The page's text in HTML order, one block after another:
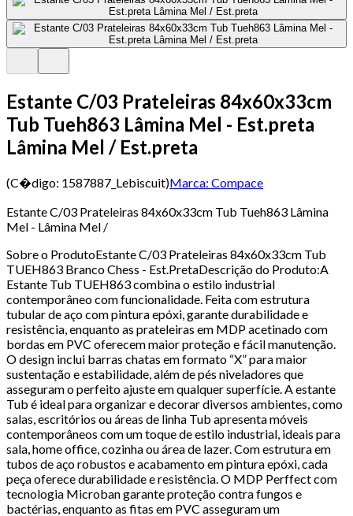
Estante C/03 Prateleiras 84x60x33cm
Tub Tueh863 Lâmina Mel - Est.preta
Lâmina Mel / Est.preta
(C�digo: 1587887_Lebiscuit)Marca: Compace
Estante C/03 Prateleiras 84x60x33cm Tub Tueh863 Lâmina
Mel - Lâmina Mel /
Sobre o ProdutoEstante C/03 Prateleiras 84x60x33cm Tub
TUEH863 Branco Chess - Est.PretaDescrição do Produto:A
Estante Tub TUEH863 combina o estilo industrial
contemporâneo com funcionalidade. Feita com estrutura
tubular de aço com pintura epóxi, garante durabilidade e
resistência, enquanto as prateleiras em MDP acetinado com
bordas em PVC oferecem maior proteção e fácil manutenção.
O design inclui barras chatas em formato “X” para maior
sustentação e estabilidade, além de pés niveladores que
asseguram o perfeito ajuste em qualquer superfície. A estante
Tub é ideal para organizar e decorar diversos ambientes, como
salas, escritórios ou áreas de linha Tub apresenta móveis
contemporâneos com um toque de estilo industrial, ideais para
sala, home office, cozinha ou área de lazer. Com estrutura em
tubos de aço robustos e acabamento em pintura epóxi, cada
peça oferece durabilidade e resistência. O MDP Perffect com
tecnologia Microban garante proteção contra fungos e
bactérias, enquanto as fitas em PVC asseguram um